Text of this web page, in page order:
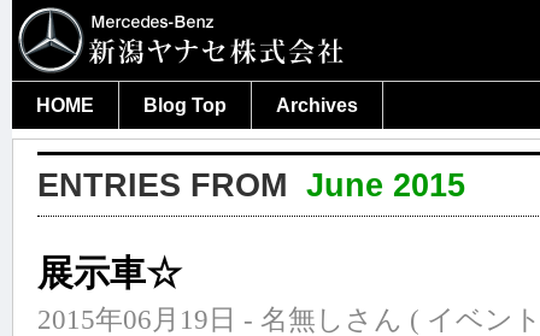
HOME Blog Top Archives
ENTRIES FROM June 2015
展示車☆
2015年06月19日 - 名無しさん ( イベン